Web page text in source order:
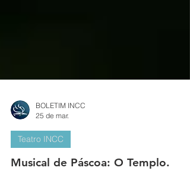
BOLETIM INCC
25 de mar.